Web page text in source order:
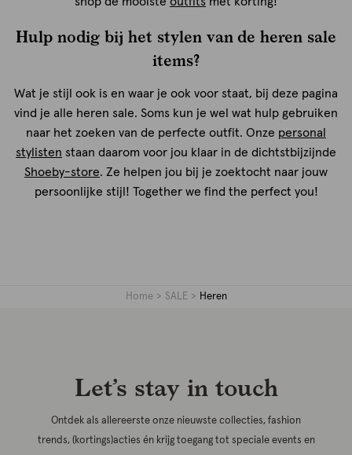
Hulp nodig bij het stylen van de heren sale
items?
Wat je stijl ook is en waar je ook voor staat, bij deze pagina
vind je alle heren sale. Soms kun je wel wat hulp gebruiken
naar het zoeken van de perfecte outfit. Onze personal
stylisten staan daarom voor jou klaar in de dichtstbijzijnde
Shoeby-store. Ze helpen jou bij je zoektocht naar jouw
persoonlijke stijl! Together we find the perfect you!
Home SALE Heren
Let’s stay in touch
Ontdek als allereerste onze nieuwste collecties, fashion
trends, (kortings)acties én krijg toegang tot speciale events en